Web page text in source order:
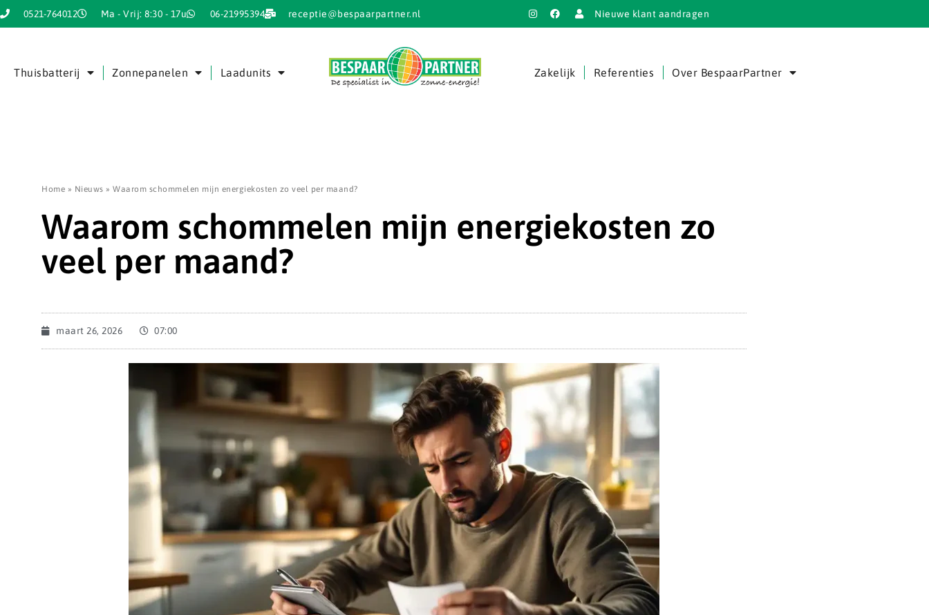
0521-764012 Ma - Vrij: 8:30 - 17u 06-21995394 receptie@bespaarpartner.nl Nieuwe klant aandragen
Thuisbatterij Zonnepanelen Laadunits Zakelijk Referenties Over BespaarPartner
Home » Nieuws » Waarom schommelen mijn energiekosten zo veel per maand?
Waarom schommelen mijn energiekosten zo
veel per maand?
maart 26, 2026 07:00